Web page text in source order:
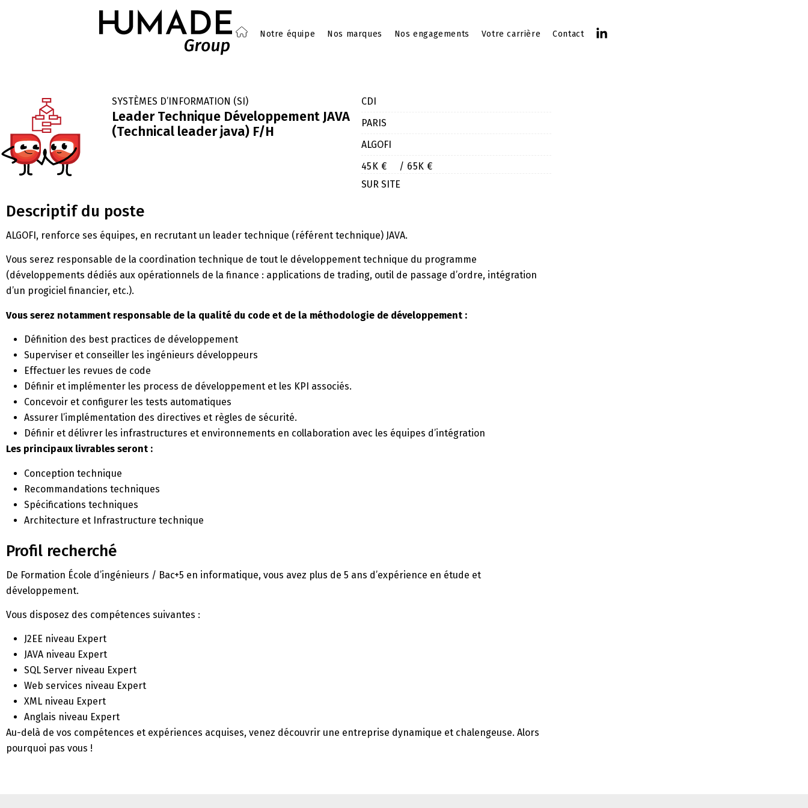
Notre équipe Nos marques Nos engagements Votre carrière Contact
SYSTÈMES D’INFORMATION (SI)
Leader Technique Développement JAVA
(Technical leader java) F/H
CDI
PARIS
ALGOFI
45K €
/ 65K €
SUR SITE
Descriptif du poste
ALGOFI, renforce ses équipes, en recrutant un leader technique (référent technique) JAVA.
Vous serez responsable de la coordination technique de tout le développement technique du programme
(développements dédiés aux opérationnels de la finance : applications de trading, outil de passage d’ordre, intégration
d’un progiciel financier, etc.).
Vous serez notamment responsable de la qualité du code et de la méthodologie de développement :
Définition des best practices de développement
Superviser et conseiller les ingénieurs développeurs
Effectuer les revues de code
Définir et implémenter les process de développement et les KPI associés.
Concevoir et configurer les tests automatiques
Assurer l’implémentation des directives et règles de sécurité.
Définir et délivrer les infrastructures et environnements en collaboration avec les équipes d’intégration
Les principaux livrables seront :
Conception technique
Recommandations techniques
Spécifications techniques
Architecture et Infrastructure technique
Profil recherché
De Formation École d’ingénieurs / Bac+5 en informatique, vous avez plus de 5 ans d’expérience en étude et
développement.
Vous disposez des compétences suivantes :
J2EE niveau Expert
JAVA niveau Expert
SQL Server niveau Expert
Web services niveau Expert
XML niveau Expert
Anglais niveau Expert
Au-delà de vos compétences et expériences acquises, venez découvrir une entreprise dynamique et chalengeuse. Alors
pourquoi pas vous !